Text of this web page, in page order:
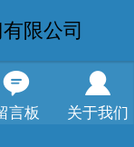
限公司
言板 关于我们